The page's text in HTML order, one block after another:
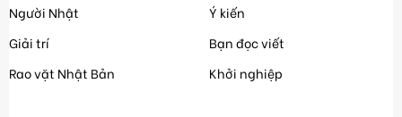
Người Nhật
Giải trí
Rao vặt Nhật Bản
Ý kiến
Bạn đọc viết
Khởi nghiệp